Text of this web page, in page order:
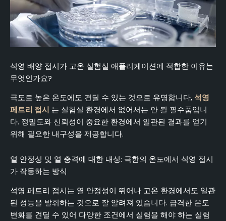
석영 배양 접시가 고온 실험실 애플리케이션에 적합한 이유는
무엇인가요?
극도로 높은 온도에도 견딜 수 있는 것으로 유명합니다, 석영
페트리 접시 는 실험실 환경에서 없어서는 안 될 필수품입니
다. 정밀도와 신뢰성이 중요한 환경에서 일관된 결과를 얻기
위해 필요한 내구성을 제공합니다.
열 안정성 및 열 충격에 대한 내성: 극한의 온도에서 석영 접시
가 작동하는 방식
석영 페트리 접시는 열 안정성이 뛰어나 고온 환경에서도 일관
된 성능을 발휘하는 것으로 잘 알려져 있습니다. 급격한 온도
변화를 견딜 수 있어 다양한 조건에서 실험을 해야 하는 실험